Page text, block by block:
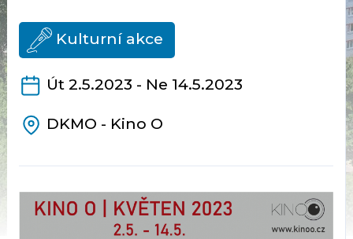
Kulturní akce
Út 2.5.2023 - Ne 14.5.2023
DKMO - Kino O